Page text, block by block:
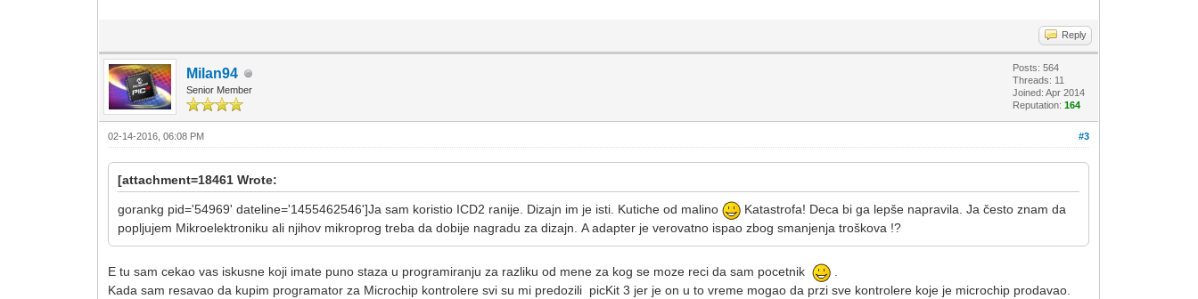
Reply
Milan94
Senior Member
Posts: 564
Threads: 11
Joined: Apr 2014
Reputation:164
#3
02-14-2016, 06:08 PM
[attachment=18461 Wrote:
gorankg pid='54969' dateline='1455462546']Ja sam koristio ICD2 ranije. Dizajn im je isti. Kutiche od malino
Katastrofa! Deca bi ga lepše napravila. Ja često znam da
popljujem Mikroelektroniku ali njihov mikroprog treba da dobije nagradu za dizajn. A adapter je verovatno ispao zbog smanjenja troškova !?
E tu sam cekao vas iskusne koji imate puno staza u programiranju za razliku od mene za kog se moze reci da sam pocetnik
.
Kada sam resavao da kupim programator za Microchip kontrolere svi su mi predozili picKit 3 jer je on u to vreme mogao da przi sve kontrolere koje je microchip prodavao.